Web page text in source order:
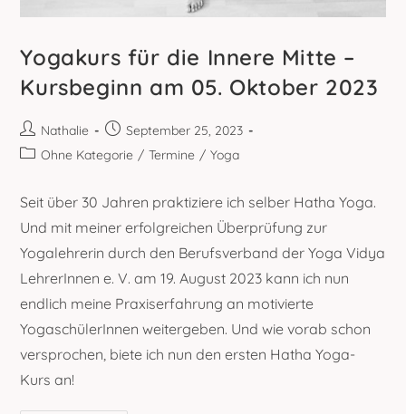
Yogakurs für die Innere Mitte –
Kursbeginn am 05. Oktober 2023
Beitrags-
Autor:
Nathalie
Beitrag
veröffentlicht:
September 25, 2023
Beitrags-
Ohne Kategorie / Termine / Yoga
Seit über 30 Jahren praktiziere ich selber Hatha Yoga.
Und mit meiner erfolgreichen Überprüfung zur
Yogalehrerin durch den Berufsverband der Yoga Vidya
LehrerInnen e. V. am 19. August 2023 kann ich nun
endlich meine Praxiserfahrung an motivierte
YogaschülerInnen weitergeben. Und wie vorab schon
versprochen, biete ich nun den ersten Hatha Yoga-
Kurs an!